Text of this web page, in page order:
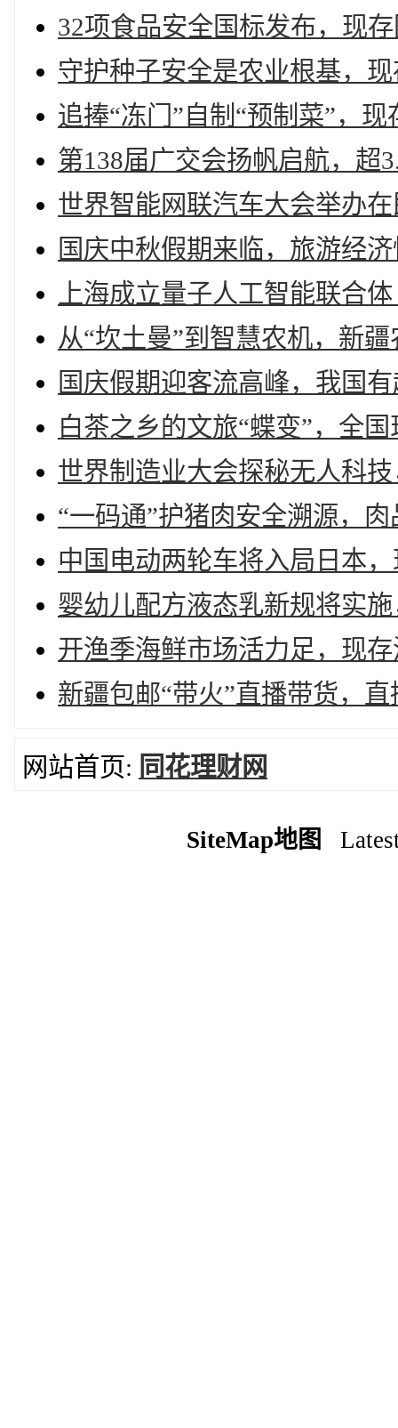
32项食品安全国标发布，现
守护种子安全是农业根基，
追捧“冻门”自制“预制菜”，
第138届广交会扬帆启航，超
世界智能网联汽车大会举办
国庆中秋假期来临，旅游经
上海成立量子人工智能联合
从“坎土曼”到智慧农机，新
国庆假期迎客流高峰，我国
白茶之乡的文旅“蝶变”，全
世界制造业大会探秘无人科
“一码通”护猪肉安全溯源，
中国电动两轮车将入局日本
婴幼儿配方液态乳新规将实
开渔季海鲜市场活力足，现
新疆包邮“带火”直播带货，
网站首页: 同花理财网
SiteMap地图